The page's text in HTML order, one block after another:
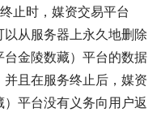
止时，媒资交易平台
以从服务器上永久地删除
金陵数藏）平台的数据
并且在服务终止后，媒资
平台没有义务向用户返